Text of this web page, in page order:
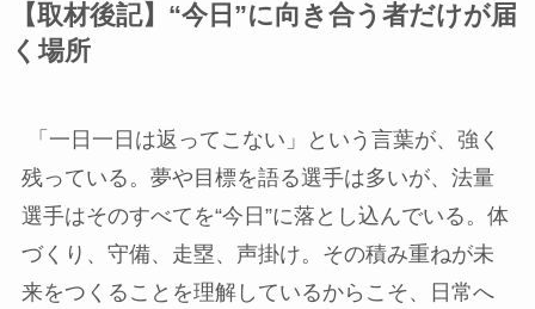
【取材後記】“今日”に向き合う者だけが届
く場所
「一日一日は返ってこない」という言葉が、強く
残っている。夢や目標を語る選手は多いが、法量
選手はそのすべてを“今日”に落とし込んでいる。体
づくり、守備、走塁、声掛け。その積み重ねが未
来をつくることを理解しているからこそ、日常へ